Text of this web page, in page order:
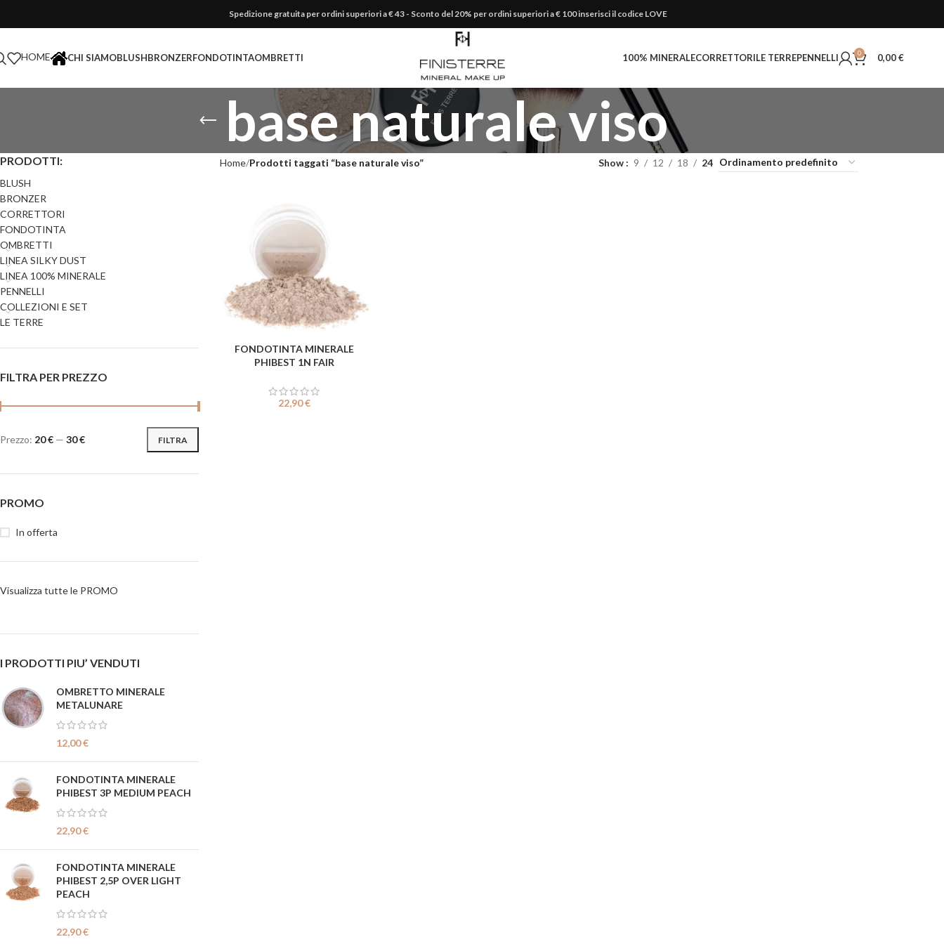
Spedizione gratuita per ordini superiori a € 43 - Sconto del 20% per ordini superiori a € 100 inserisci il codice LOVE
HOME CHI SIAMOBLUSHBRONZERFONDOTINTAOMBRETTI 100% MINERALECORRETTORILE TERREPENNELLI 0 0,00€
base naturale viso
PRODOTTI:
BLUSH
BRONZER
CORRETTORI
FONDOTINTA
OMBRETTI
LINEA SILKY DUST
LINEA 100% MINERALE
PENNELLI
COLLEZIONI E SET
LE TERRE
FILTRA PER PREZZO
FILTRA
Prezzo: 20 € — 30 €
PROMO
In offerta
Visualizza tutte le PROMO
I PRODOTTI PIU’ VENDUTI
OMBRETTO MINERALE
METALUNARE
12,00€
FONDOTINTA MINERALE
PHIBEST 3P MEDIUM PEACH
22,90€
FONDOTINTA MINERALE
PHIBEST 2,5P OVER LIGHT
PEACH
22,90€
Home Prodotti taggati “base naturale viso” Show 9 12 18 24
AGGIUNGI AL CARRELLO
FONDOTINTA MINERALE
PHIBEST 1N FAIR
22,90€